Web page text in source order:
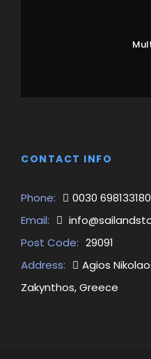
CONTACT INFO
Phone:
0030
Email:
Post Code: 29091
Address:
Agios
Zakynthos, Greece